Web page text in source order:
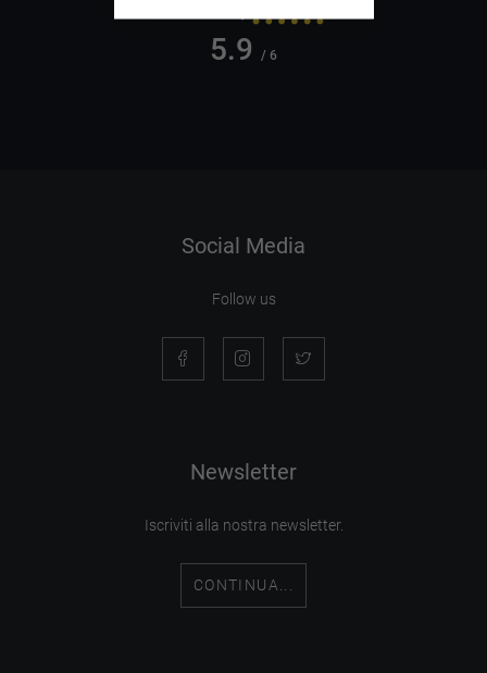
5.9 / 6
Social Media
Follow us
Newsletter
Iscriviti alla nostra newsletter.
CONTINUA...